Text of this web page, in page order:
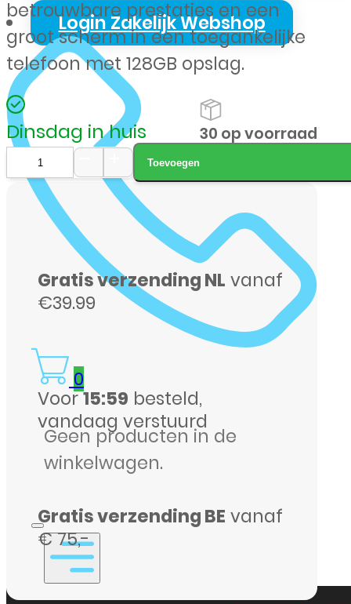
Login Zakelijk Webshop
0
Geen producten in de
winkelwagen.
betrouwbare prestaties en een
groot scherm in een toegankelijke
telefoon met 128GB opslag.
Dinsdag in huis
Samsung
Galaxy
128GB
zwart
Toevoegen
30 op voorraad
Gratis verzending NL vanaf
€39.99
Voor15:59 besteld,
vandaag verstuurd
Gratis verzending BE vanaf
€ 75,-